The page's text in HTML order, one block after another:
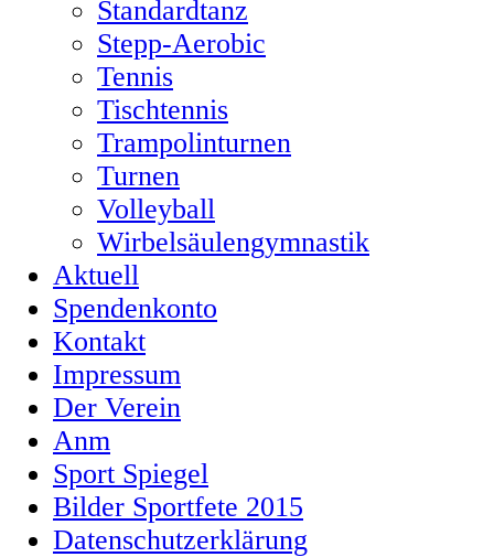
Standardtanz
Stepp-Aerobic
Tennis
Tischtennis
Trampolinturnen
Turnen
Volleyball
Wirbelsäulengymnastik
Aktuell
Spendenkonto
Kontakt
Impressum
Der Verein
Anm
Sport Spiegel
Bilder Sportfete 2015
Datenschutzerklärung